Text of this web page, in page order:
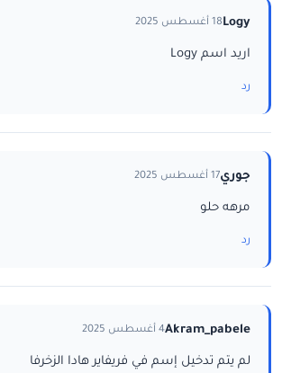
Logy18 أغسطس 2025
اريد اسم Logy
رد
جوري17 أغسطس 2025
مرهه حلو
رد
Akram_pabele4 أغسطس 2025
لم يتم تدخيل إسم في فريفاير هادا الزخرفا